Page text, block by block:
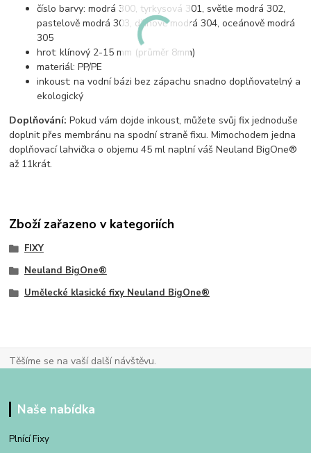
číslo barvy: modrá 300, tyrkysová 301, světle modrá 302,
pastelově modrá 303, džínově modrá 304, oceánově modrá
305
hrot: klínový 2-15 mm (průměr 8mm)
materiál: PP/PE
inkoust: na vodní bázi bez zápachu snadno doplňovatelný a
ekologický
Doplňování:Pokud vám dojde inkoust, můžete svůj fix jednoduše
doplnit přes membránu na spodní straně fixu. Mimochodem jedna
doplňovací lahvička o objemu 45 ml naplní váš Neuland BigOne®
až 11krát.
Zboží zařazeno v kategoriích
FIXY
Neuland BigOne®
Umělecké klasické fixy Neuland BigOne®
Těšíme se na vaší další návštěvu.
Naše nabídka
Plnící Fixy